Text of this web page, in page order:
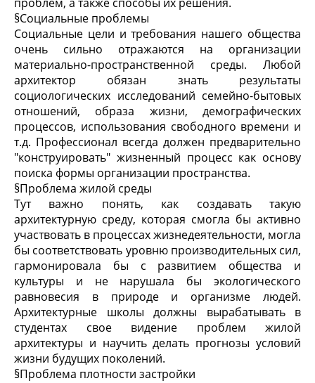
§Социальные проблемы
Социальные цели и требования нашего общества
очень сильно отражаются на организации
материально-пространственной среды. Любой
архитектор обязан знать результаты
социологических исследований семейно-бытовых
отношений, образа жизни, демографических
процессов, использования свободного времени и
т.д. Профессионал всегда должен предварительно
"конструировать" жизненный процесс как основу
поиска формы организации пространства.
§Проблема жилой среды
Тут важно понять, как создавать такую
архитектурную среду, которая смогла бы активно
участвовать в процессах жизнедеятельности, могла
бы соответствовать уровню производительных сил,
гармонировала бы с развитием общества и
культуры и не нарушала бы экологического
равновесия в природе и организме людей.
Архитектурные школы должны вырабатывать в
студентах свое видение проблем жилой
архитектуры и научить делать прогнозы условий
жизни будущих поколений.
§Проблема плотности застройки